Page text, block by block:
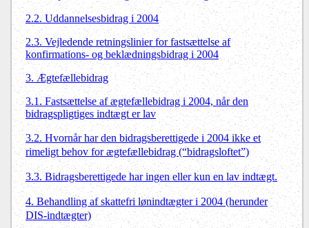
2.2. Uddannelsesbidrag i 2004
2.3. Vejledende retningslinier for fastsættelse af
konfirmations- og beklædningsbidrag i 2004
3. Ægtefællebidrag
3.1. Fastsættelse af ægtefællebidrag i 2004, når den
bidragspligtiges indtægt er lav
3.2. Hvornår har den bidragsberettigede i 2004 ikke et
rimeligt behov for ægtefællebidrag (“bidragsloftet”)
3.3. Bidragsberettigede har ingen eller kun en lav indtægt.
4. Behandling af skattefri lønindtægter i 2004 (herunder
DIS-indtægter)